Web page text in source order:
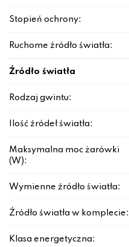
Stopień ochrony:
Ruchome źródło światła:
Źródło światła
Rodzaj gwintu:
Ilość źródeł światła:
Maksymalna moc żarówki
(W):
Wymienne źródło światła:
Źródło światła w komplecie:
Klasa energetyczna: